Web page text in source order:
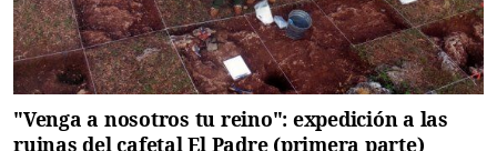
"Venga a nosotros tu reino": expedición a las
ruinas del cafetal El Padre (primera parte)